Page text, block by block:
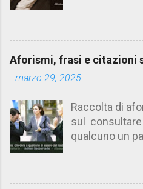
Aforismario
cornuto
sua moglie
ammettere
rende un
(Charles
ca. 1808
italiana da Il
Aforismi, frasi e citazioni
- marzo 29, 2025
Raccolta di
sul consultare
qualcuno un
fanno